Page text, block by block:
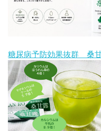
糖尿病予防効果抜群 桑甘